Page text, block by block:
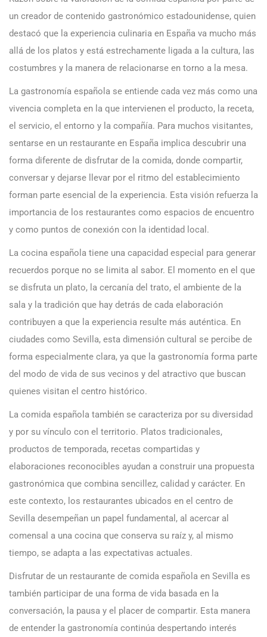
un creador de contenido gastronómico estadounidense, quien
destacó que la experiencia culinaria en España va mucho más
allá de los platos y está estrechamente ligada a la cultura, las
costumbres y la manera de relacionarse en torno a la mesa.
La gastronomía española se entiende cada vez más como una
vivencia completa en la que intervienen el producto, la receta,
el servicio, el entorno y la compañía. Para muchos visitantes,
sentarse en un restaurante en España implica descubrir una
forma diferente de disfrutar de la comida, donde compartir,
conversar y dejarse llevar por el ritmo del establecimiento
forman parte esencial de la experiencia. Esta visión refuerza la
importancia de los restaurantes como espacios de encuentro
y como puntos de conexión con la identidad local.
La cocina española tiene una capacidad especial para generar
recuerdos porque no se limita al sabor. El momento en el que
se disfruta un plato, la cercanía del trato, el ambiente de la
sala y la tradición que hay detrás de cada elaboración
contribuyen a que la experiencia resulte más auténtica. En
ciudades como Sevilla, esta dimensión cultural se percibe de
forma especialmente clara, ya que la gastronomía forma parte
del modo de vida de sus vecinos y del atractivo que buscan
quienes visitan el centro histórico.
La comida española también se caracteriza por su diversidad
y por su vínculo con el territorio. Platos tradicionales,
productos de temporada, recetas compartidas y
elaboraciones reconocibles ayudan a construir una propuesta
gastronómica que combina sencillez, calidad y carácter. En
este contexto, los restaurantes ubicados en el centro de
Sevilla desempeñan un papel fundamental, al acercar al
comensal a una cocina que conserva su raíz y, al mismo
tiempo, se adapta a las expectativas actuales.
Disfrutar de un restaurante de comida española en Sevilla es
también participar de una forma de vida basada en la
conversación, la pausa y el placer de compartir. Esta manera
de entender la gastronomía continúa despertando interés